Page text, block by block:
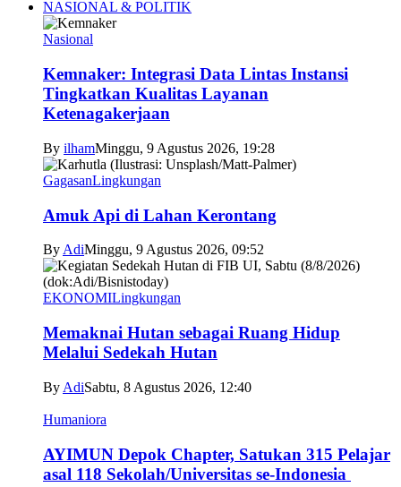
NASIONAL & POLITIK
Nasional
Kemnaker: Integrasi Data Lintas Instansi
Tingkatkan Kualitas Layanan
Ketenagakerjaan
By ilhamMinggu, 9 Agustus 2026, 19:28
GagasanLingkungan
Amuk Api di Lahan Kerontang
By AdiMinggu, 9 Agustus 2026, 09:52
EKONOMILingkungan
Memaknai Hutan sebagai Ruang Hidup
Melalui Sedekah Hutan
By AdiSabtu, 8 Agustus 2026, 12:40
Humaniora
AYIMUN Depok Chapter, Satukan 315 Pelajar
asal 118 Sekolah/Universitas se-Indonesia